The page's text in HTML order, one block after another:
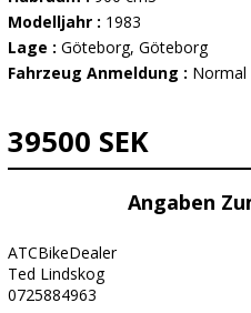
Modelljahr : 1983
Lage : Göteborg, Göteborg
Fahrzeug Anmeldung : Normal
39500 SEK
Angaben
ATCBikeDealer
Ted Lindskog
0725884963